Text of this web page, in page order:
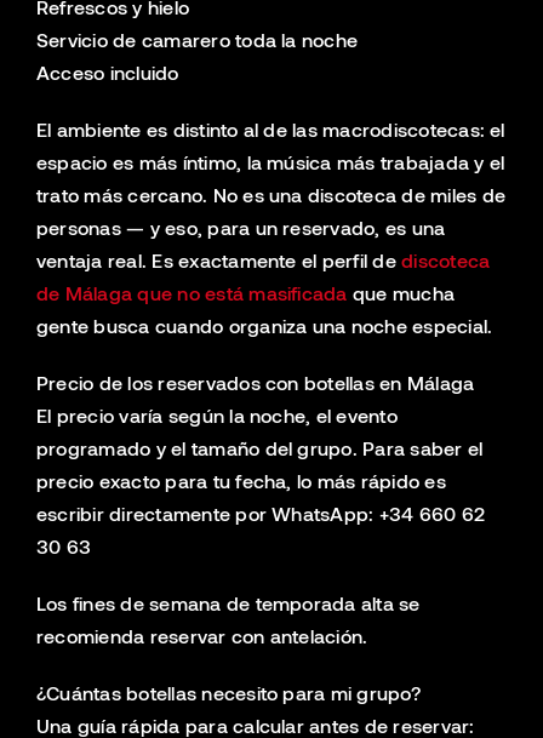
Refrescos y hielo
Servicio de camarero toda la noche
Acceso incluido
El ambiente es distinto al de las macrodiscotecas: el
espacio es más íntimo, la música más trabajada y el
trato más cercano. No es una discoteca de miles de
personas — y eso, para un reservado, es una
ventaja real. Es exactamente el perfil dediscoteca
de Málaga que no está masificada que mucha
gente busca cuando organiza una noche especial.
Precio de los reservados con botellas en Málaga
El precio varía según la noche, el evento
programado y el tamaño del grupo. Para saber el
precio exacto para tu fecha, lo más rápido es
escribir directamente por WhatsApp: +34 660 62
30 63
Los fines de semana de temporada alta se
recomienda reservar con antelación.
¿Cuántas botellas necesito para mi grupo?
Una guía rápida para calcular antes de reservar: